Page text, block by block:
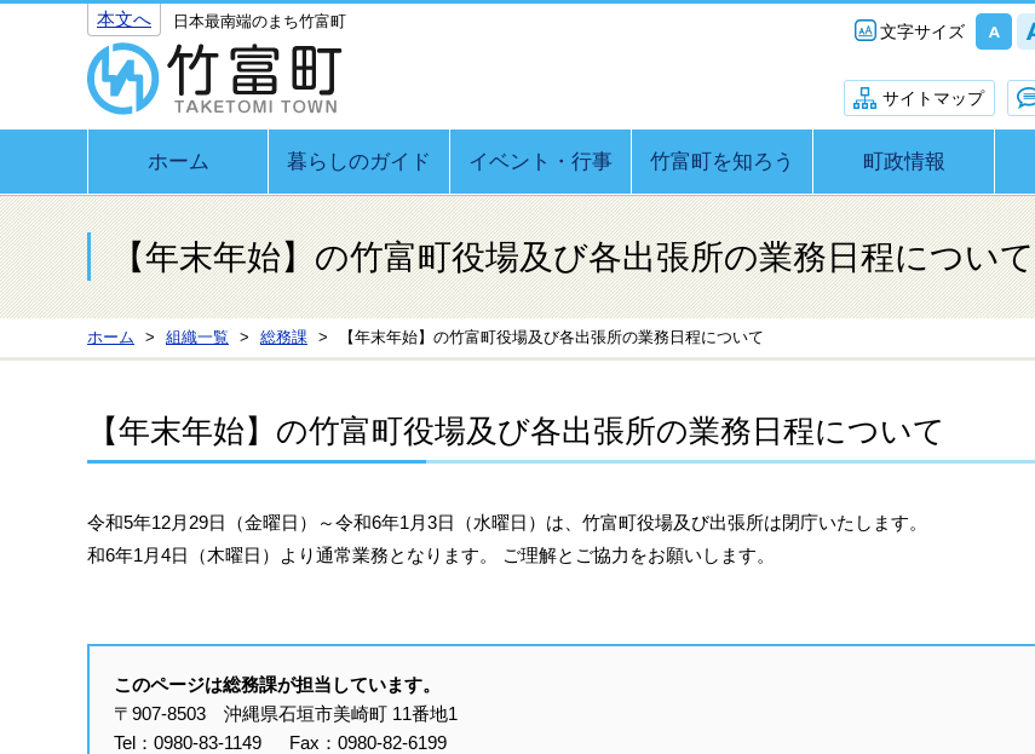
本文へ 日本最南端のまち竹富町
文字サイズ
サイトマップ
ホーム 暮らしのガイド イベント・行事 竹富町を知ろう 町政情報
【年末年始】の竹富町役場及び各出張所の業務日程について
ホーム 組織一覧 総務課 【年末年始】の竹富町役場及び各出張所の業務日程について
【年末年始】の竹富町役場及び各出張所の業務日程について
令和5年12月29日（金曜日）～令和6年1月3日（水曜日）は、竹富町役場及び出張所は閉庁いたします。
和6年1月4日（木曜日）より通常業務となります。 ご理解とご協力をお願いします。
このページは総務課が担当しています。
〒907-8503 沖縄県石垣市美崎町 11番地1
Tel：0980-83-1149 Fax：0980-82-6199